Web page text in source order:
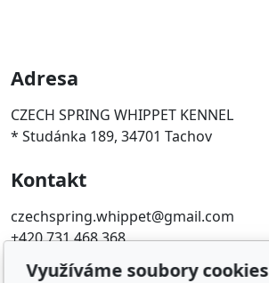
Adresa
CZECH SPRING WHIPPET KENNEL
* Studánka 189, 34701 Tachov
Kontakt
czechspring.whippet@gmail.com
+420 731 468 368
Využíváme soubory cookies